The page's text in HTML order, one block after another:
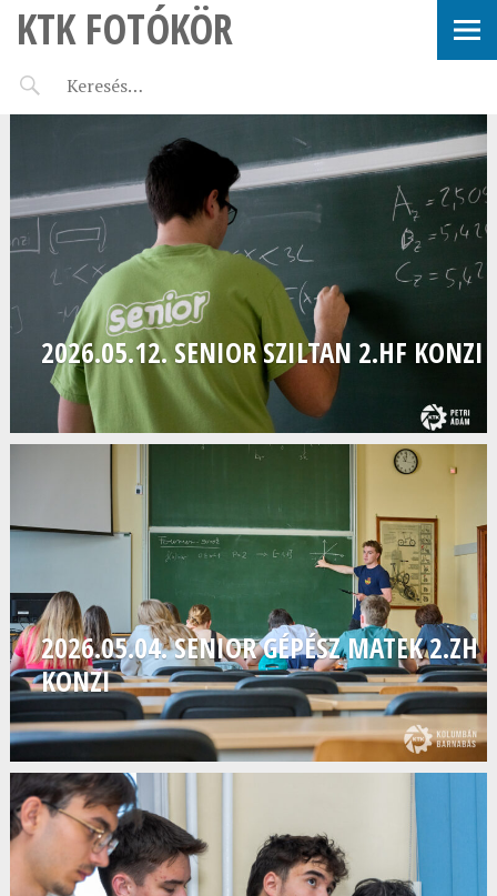
KTK FOTÓKÖR
2026.05.12. SENIOR SZILTAN 2.HF KONZI
2026.05.04. SENIOR GÉPÉSZ MATEK 2.ZH
KONZI